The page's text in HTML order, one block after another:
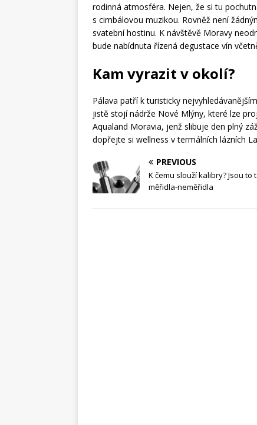
rodinná atmosféra. Nejen, že si tu
s cimbálovou muzikou. Rovněž není
svatební hostinu. K návštěvě Moravy
bude nabídnuta řízená degustace vín
Kam vyrazit v okolí?
Pálava patří k turisticky
jistě stojí nádrže Nové Mlýny, které lze
Aqualand Moravia, jenž slibuje den plný
dopřejte si wellness v termálních lázních
PREVIOUS
K čemu slouží kalibry? Jsou to
měřidla-neměřidla